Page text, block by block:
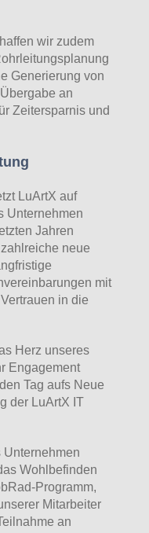
wir zudem
Generierung von
an
Zeitersparnis und
LuArtX auf
Unternehmen
Jahren
neue
mit
in die
Herz unseres
Engagement
Tag aufs Neue
der LuArtX IT
Unternehmen
Wohlbefinden
Programm,
Mitarbeiter
an